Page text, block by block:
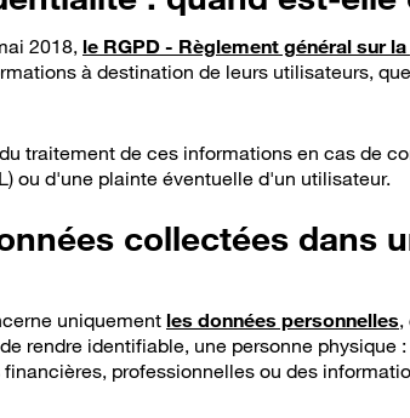
2018, le RGPD - Règlement général sur
à destination de leurs utilisateurs,
traitement de ces informations en cas de
ou d'une plainte éventuelle d'un utilisateur.
collectées dans
uniquement les données personnelles,
rendre identifiable, une personne physique
professionnelles ou des